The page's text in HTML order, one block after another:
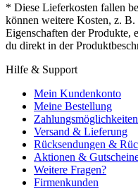
* Diese Lieferkosten fallen
können weitere Kosten, z.
Eigenschaften der Produkte,
du direkt in der
Hilfe & Support
Mein Kundenkonto
Meine Bestellung
Zahlungsmöglichkeiten
Versand & Lieferung
Rücksendungen &
Aktionen &
Weitere Fragen?
Firmenkunden